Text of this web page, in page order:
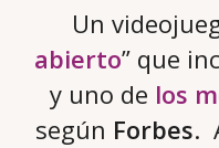
Un
abierto” que
y uno de los
según Forbes.